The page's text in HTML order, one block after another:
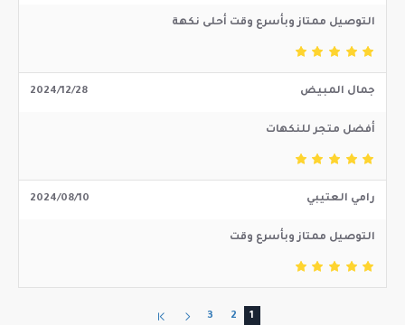
التوصيل ممتاز وبأسرع وقت أحلى نكهة
جمال المبيض 2024/12/28
أفضل متجر للنكهات
رامي العتيبي 2024/08/10
التوصيل ممتاز وبأسرع وقت
1
2
3